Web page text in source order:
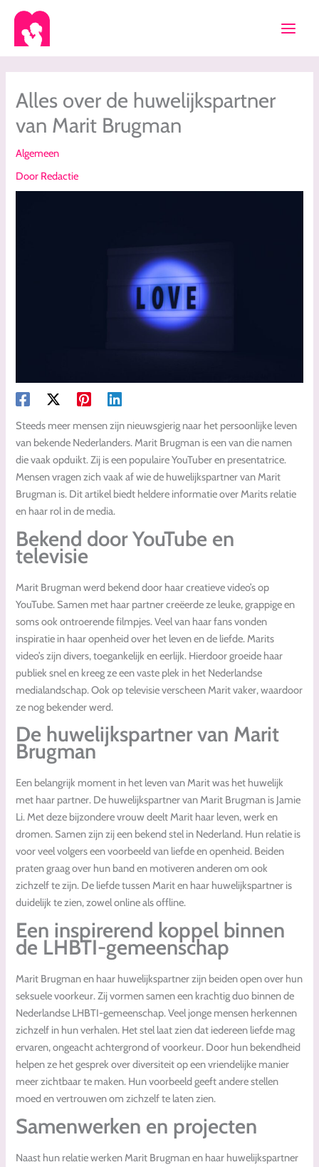
inhoud
Alles over de huwelijkspartner
van Marit Brugman
Algemeen
Door Redactie
Steeds meer mensen zijn nieuwsgierig naar het persoonlijke leven
van bekende Nederlanders. Marit Brugman is een van die namen
die vaak opduikt. Zij is een populaire YouTuber en presentatrice.
Mensen vragen zich vaak af wie de huwelijkspartner van Marit
Brugman is. Dit artikel biedt heldere informatie over Marits relatie
en haar rol in de media.
Bekend door YouTube en
televisie
Marit Brugman werd bekend door haar creatieve video’s op
YouTube. Samen met haar partner creëerde ze leuke, grappige en
soms ook ontroerende filmpjes. Veel van haar fans vonden
inspiratie in haar openheid over het leven en de liefde. Marits
video’s zijn divers, toegankelijk en eerlijk. Hierdoor groeide haar
publiek snel en kreeg ze een vaste plek in het Nederlandse
medialandschap. Ook op televisie verscheen Marit vaker, waardoor
ze nog bekender werd.
De huwelijkspartner van Marit
Brugman
Een belangrijk moment in het leven van Marit was het huwelijk
met haar partner. De huwelijkspartner van Marit Brugman is Jamie
Li. Met deze bijzondere vrouw deelt Marit haar leven, werk en
dromen. Samen zijn zij een bekend stel in Nederland. Hun relatie is
voor veel volgers een voorbeeld van liefde en openheid. Beiden
praten graag over hun band en motiveren anderen om ook
zichzelf te zijn. De liefde tussen Marit en haar huwelijkspartner is
duidelijk te zien, zowel online als offline.
Een inspirerend koppel binnen
de LHBTI-gemeenschap
Marit Brugman en haar huwelijkspartner zijn beiden open over hun
seksuele voorkeur. Zij vormen samen een krachtig duo binnen de
Nederlandse LHBTI-gemeenschap. Veel jonge mensen herkennen
zichzelf in hun verhalen. Het stel laat zien dat iedereen liefde mag
ervaren, ongeacht achtergrond of voorkeur. Door hun bekendheid
helpen ze het gesprek over diversiteit op een vriendelijke manier
meer zichtbaar te maken. Hun voorbeeld geeft andere stellen
moed en vertrouwen om zichzelf te laten zien.
Samenwerken en projecten
Naast hun relatie werken Marit Brugman en haar huwelijkspartner